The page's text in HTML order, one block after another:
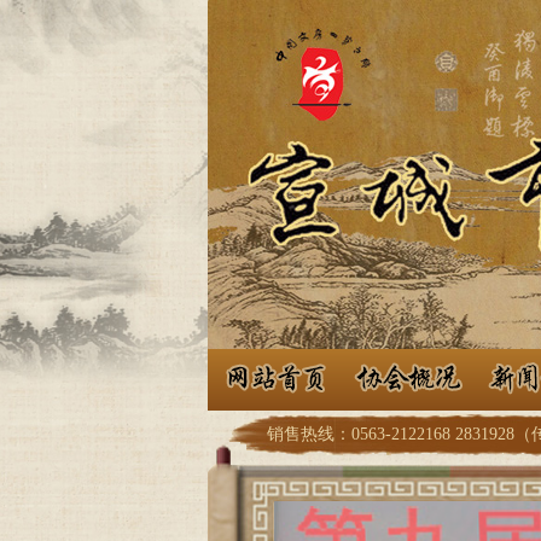
销售热线：0563-2122168 2831928（